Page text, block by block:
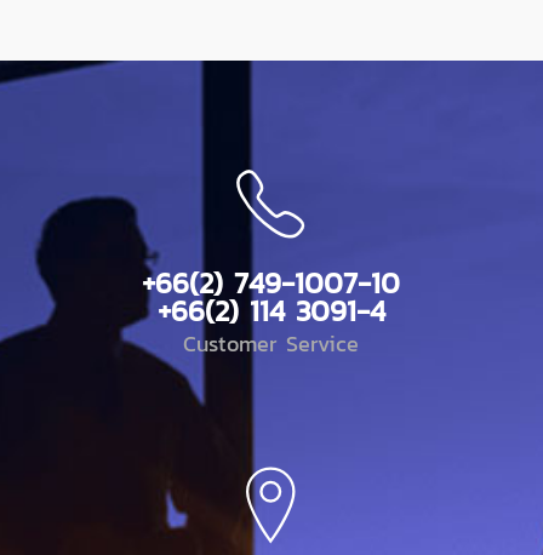
+66(2) 749-1007-10
+66(2) 114 3091-4
Customer Service